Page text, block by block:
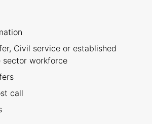
Civil service or established
sector workforce
call